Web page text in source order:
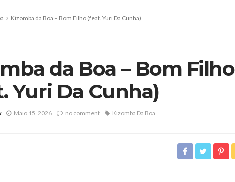
Kizomba da Boa – Bom Filho (feat. Yuri Da Cunha)
da Boa – Bom Filho
Yuri Da Cunha)
Maio 15, 2026 no comment Kizomba Da Boa